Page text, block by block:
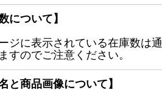
について】
ジに表示されている在庫数は
すのでご注意ください。
と商品画像について】